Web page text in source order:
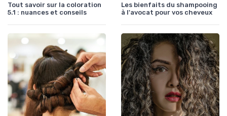
Tout savoir sur la coloration
5.1 : nuances et conseils
Les bienfaits du shampooing
à l'avocat pour vos cheveux